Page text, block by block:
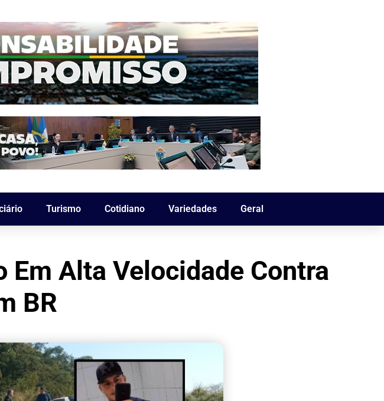
Turismo Cotidiano Variedades Geral
Alta Velocidade Contra
BR